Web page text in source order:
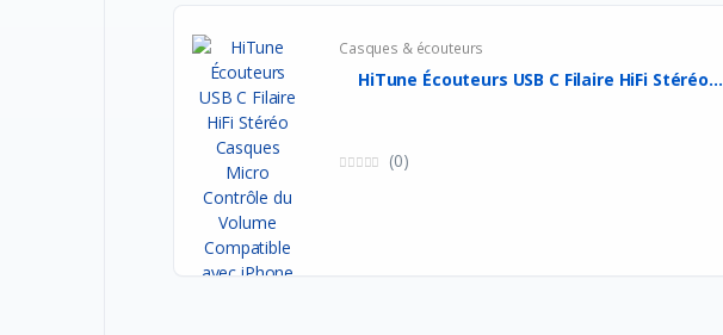
Casques & écouteurs
HiTune Écouteurs USB C Filaire HiFi Stéréo...
(0)